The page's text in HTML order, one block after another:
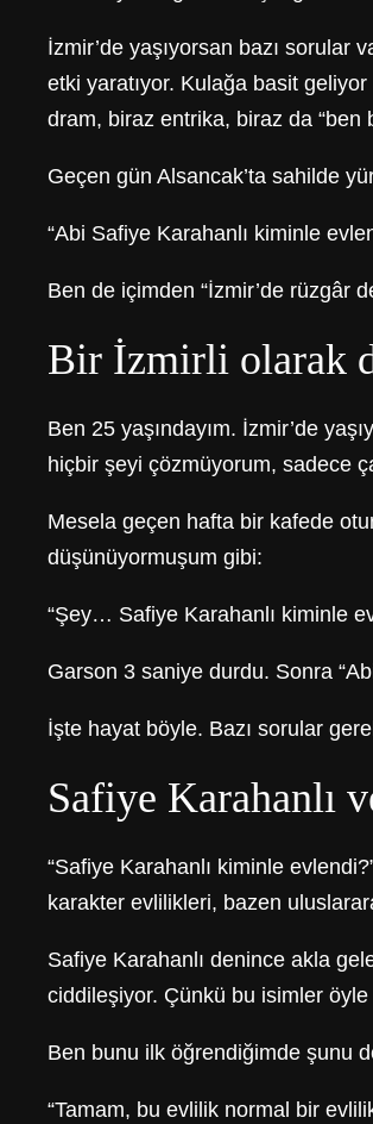
İzmir’de yaşıyorsan bazı sorular
etki yaratıyor. Kulağa basit
dram, biraz entrika, biraz da “ben
Geçen gün Alsancak’ta sahilde
“Abi Safiye Karahanlı kiminle
Ben de içimden “İzmir’de rüzgâr
Bir İzmirli olarak
Ben 25 yaşındayım. İzmir’de
hiçbir şeyi çözmüyorum, sadece
Mesela geçen hafta bir kafede
düşünüyormuşum gibi:
“Şey… Safiye Karahanlı kiminle
Garson 3 saniye durdu. Sonra
İşte hayat böyle. Bazı sorular
Safiye Karahanlı
“Safiye Karahanlı kiminle
karakter evlilikleri, bazen
Safiye Karahanlı denince akla
ciddileşiyor. Çünkü bu isimler
Ben bunu ilk öğrendiğimde şunu
“Tamam, bu evlilik normal bir